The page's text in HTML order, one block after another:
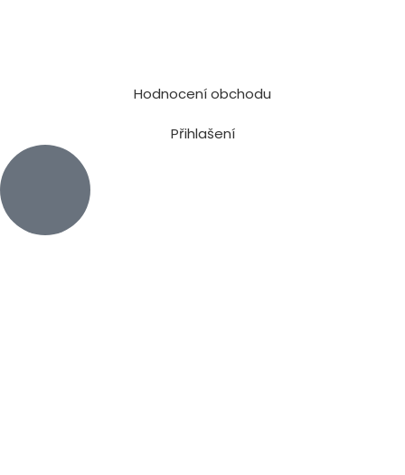
Hodnocení obchodu
Přihlašení